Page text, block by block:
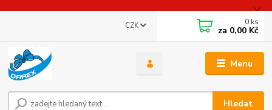
Menu
CZK
Hledat
0 ks
za 0,00 Kč